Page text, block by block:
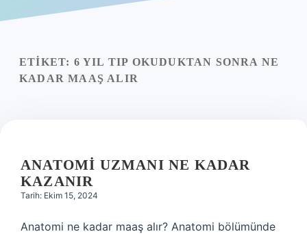
Yasal Uyarı
ETIKET: 6 YIL TIP OKUDUKTAN SONRA NE
KADAR MAAŞ ALIR
ANATOMI UZMANI NE KADAR
KAZANIR
Tarih: Ekim 15, 2024
Anatomi ne kadar maaş alır? Anatomi bölümünde